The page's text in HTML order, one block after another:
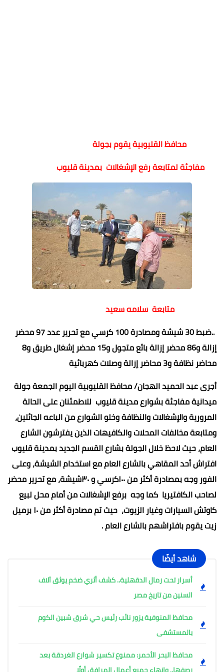
محافظ القليوبية يقوم بجولة
مفاجئة لمتابعة رفع الإشغالات بمدينة قليوب
متابعة سلامه سعيد
..ضبط 30 شيشة ومصادرة 100 كرسي مع تحرير عدد 97 محضر
إزالة و86 محضر إزالة بائع متجول و15 محضر إشغال طريق و8
محاضر نظافة و3 محاضر إزالة وصلات كهربائية
أجرى عبد الحميد الهجان/ محافظ القليوبية اليوم الجمعة جولة
ميدانية مفاجئة بشوارع مدينة قليوب للاطمئنان على الحالة
المرورية والإشغالات والنظافة وخلو الشوارع من الباعه الجائلين،
ومتابعة مخالفات المحلات والكافيهات الذين يفترشون الشارع
العام، حيث لاحظ خلال الجولة بشارع القسم الجديد بمدينة قليوب
افتراش أحد المقاهي بالشارع العام مع استخدام الشيشة، وعلى
الفور وجه بمصادرة أكثر من ١٠٠كرسي و ٣٠شيشة، مع تحرير محضر
لصاحب الكافتيريا كما وجه برفع الإشغالات من أمام محل لبيع
كاوتش السيارات وغيار الزيوت، حيث تم مصادرة أكثر من ١٠ برميل
زيت يقوم بافتراشهم بالشارع العام .
شاهد أيضًا
أسرار تحت رمال الدقهلية.. كشف أثري ضخم يوثق آلاف
السنين من تاريخ مصر
محافظ المنوفية يزور نائب رئيس حي شرق شبين الكوم
بالمستشفى
محافظ البحر الأحمر: ممنوع تكسير شوارع الغردقة بعد